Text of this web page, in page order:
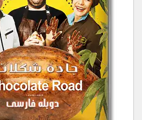
طبیعت
علم و فناوری
فرهنگ / هنر
کیهان / نجوم
گردشگری
ماورایی
مسابقات / ورزشی